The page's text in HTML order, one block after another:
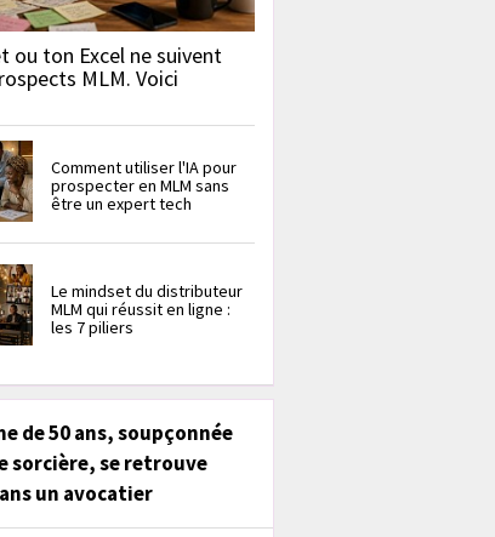
ou ton Excel ne suivent
MLM. Voici
Comment utiliser l'IA pour
prospecter en MLM sans
être un expert tech
Le mindset du distributeur
MLM qui réussit en ligne :
les 7 piliers
de 50 ans, soupçonnée
sorcière, se retrouve
un avocatier